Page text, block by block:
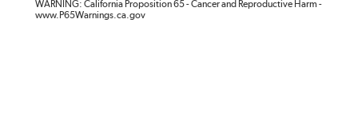
WARNING: California Proposition 65 - Cancer and Reproductive Harm -
www.P65Warnings.ca.gov